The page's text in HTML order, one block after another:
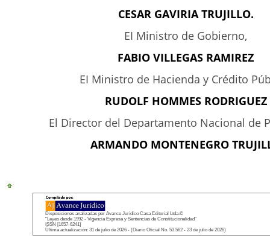
CESAR GAVIRIA TRUJILLO.
EI Ministro de Gobierno,
FABIO VILLEGAS RAMIREZ
EI Ministro de Hacienda y Crédito
RUDOLF HOMMES RODRIGUEZ
El Director del Departamento Nacional de
ARMANDO MONTENEGRO
Disposiciones analizadas por Avance Jurídico Casa Editorial Ltda.©
"Leyes desde 1992 - Vigencia Expresa y Sentencias de Constitucionalidad"
ISSN [1657-6241]
Última actualización: 31 de julio de 2026 - (Diario Oficial No. 53.562 - 23 de julio de 2026)